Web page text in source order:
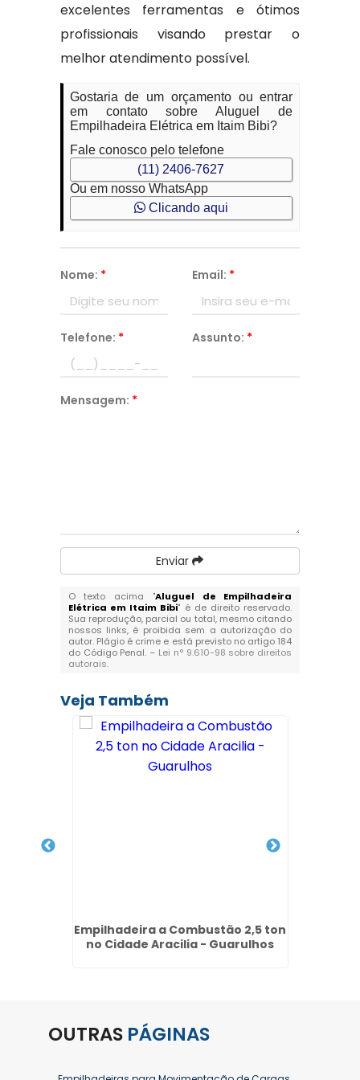
excelentes ferramentas e ótimos
profissionais visando prestar o
melhor atendimento possível.
Gostaria de um orçamento ou entrar
em contato sobre Aluguel de
Empilhadeira Elétrica em Itaim Bibi?
Fale conosco pelo telefone
(11) 2406-7627
Ou em nosso WhatsApp
Clicando aqui
Nome: * Email: *
Telefone: * Assunto: *
Mensagem: *
Enviar
O texto acima "Aluguel de Empilhadeira
Elétrica em Itaim Bibi" é de direito reservado.
Sua reprodução, parcial ou total, mesmo citando
nossos links, é proibida sem a autorização do
autor. Plágio é crime e está previsto no artigo 184
do Código Penal. – Lei n° 9.610-98 sobre direitos
autorais.
Veja Também
Empilhadeira a Combustão 2,5 ton
no Cidade Aracilia - Guarulhos
OUTRAS PÁGINAS